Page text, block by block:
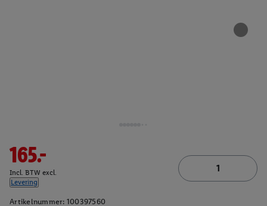
165.-
Incl. BTW excl.
Levering
Artikelnummer: 100397560